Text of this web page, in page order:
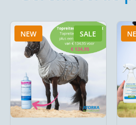
NEW SALE